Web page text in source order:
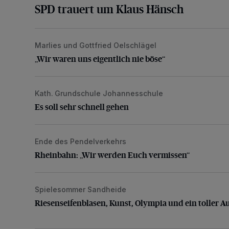
SPD trauert um Klaus Hänsch
„Wir waren uns eigentlich nie böse“
Marlies und Gottfried Oelschlägel
„Wir waren uns eigentlich nie böse“
Es soll sehr schnell gehen
Kath. Grundschule Johannesschule
Es soll sehr schnell gehen
Rheinbahn: „Wir werden Euch vermissen“
Ende des Pendelverkehrs
Rheinbahn: „Wir werden Euch vermissen“
Riesenseifenblasen, Kunst, Olympia und ein toller
Spielesommer Sandheide
Riesenseifenblasen, Kunst, Olympia und ein toller